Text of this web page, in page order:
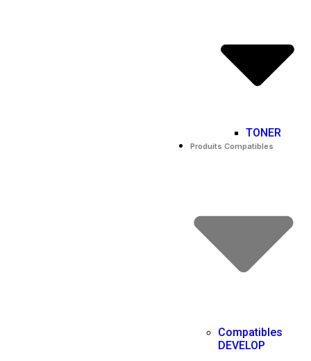
TONER
Produits Compatibles
Compatibles
DEVELOP